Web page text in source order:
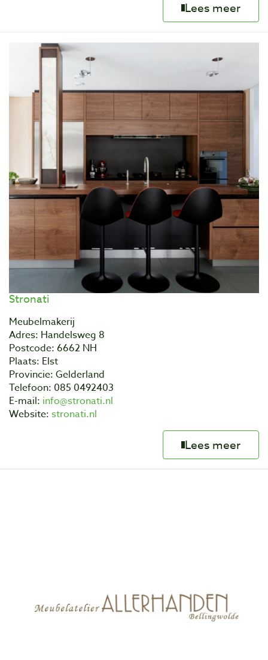
Lees meer
Stronati
Meubelmakerij
Adres: Handelsweg 8
Postcode: 6662 NH
Plaats: Elst
Provincie: Gelderland
Telefoon: 085 0492403
E-mail: info@stronati.nl
Website: stronati.nl
Lees meer